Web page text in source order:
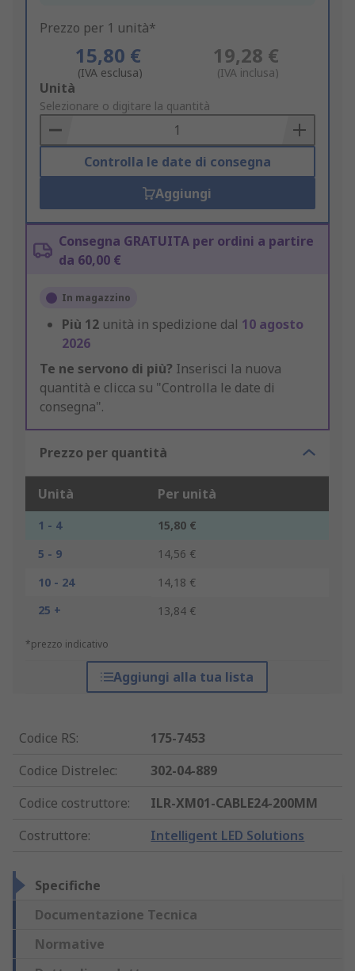
Prezzo per 1 unità*
15,80 €
(IVA esclusa)
19,28 €
(IVA inclusa)
Add
to
Basket
Unità
Selezionare o digitare la quantità
Controlla le date di consegna
Aggiungi
Consegna GRATUITA per ordini a partire
da 60,00 €
In magazzino
Più 12 unità in spedizione dal 10 agosto
2026
Te ne servono di più? Inserisci la nuova
quantità e clicca su "Controlla le date di
consegna".
Prezzo per quantità
Unità Per unità
1 - 4
15,80 €
5 - 9
14,56 €
10 - 24
14,18 €
25 +
13,84 €
*prezzo indicativo
Aggiungi alla tua lista
Codice RS:
175-7453
Codice Distrelec:
302-04-889
Codice costruttore:
ILR-XM01-CABLE24-200MM
Costruttore: Intelligent LED Solutions
Specifiche
Documentazione Tecnica
Normative